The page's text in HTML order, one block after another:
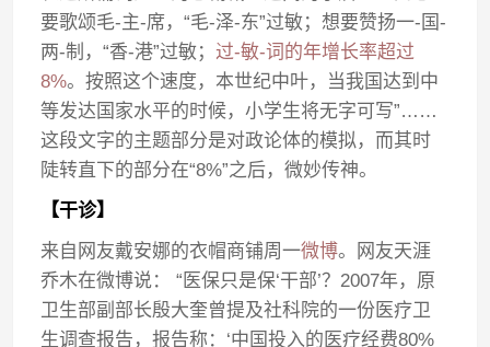
要歌颂毛-主-席，“毛-泽-东”过敏；想要赞扬一-国-
两-制，“香-港”过敏； 过-敏-词的年增长率超过
8%。按照这个速度，本世纪中叶，当我国达到中
等发达国家水平的时候，小学生将无字可写”……
这段文字的主题部分是对政论体的模拟，而其时
陡转直下的部分在“8%”之后，微妙传神。
【干诊】
来自网友戴安娜的衣帽商铺周一微博。网友天涯
乔木在微博说： “医保只是保‘干部’？2007年，原
卫生部副部长殷大奎曾提及社科院的一份医疗卫
生调查报告，报告称：‘中国投入的医疗经费80%